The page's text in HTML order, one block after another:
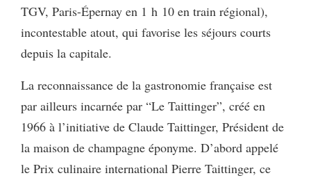
TGV, Paris-Épernay en 1 h 10 en train régional),
incontestable atout, qui favorise les séjours courts
depuis la capitale.
La reconnaissance de la gastronomie française est
par ailleurs incarnée par “Le Taittinger”, créé en
1966 à l’initiative de Claude Taittinger, Président de
la maison de champagne éponyme. D’abord appelé
le Prix culinaire international Pierre Taittinger, ce